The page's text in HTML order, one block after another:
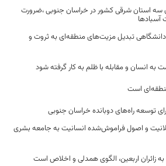
سه استان شرقی کشور در خراسان جنوبی ،ضرورت
آسبادها
تبدیل مزیت‌های منطقه‌ای به ثروت و
به انسان و مقابله با ظلم به کار گرفته شود
است
و اصول فراموش‌شده انسانیت به جامعه بشری
زائران اربعین، الگوی همدلی و اخلاص است